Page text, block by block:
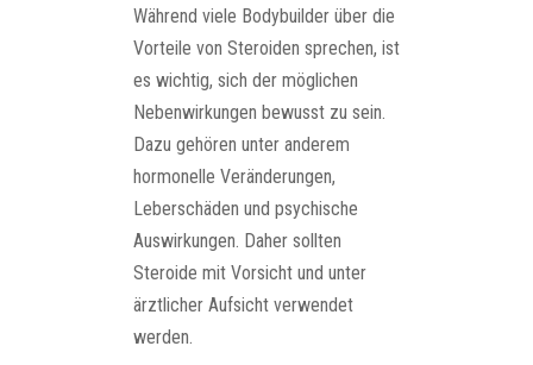
Während viele Bodybuilder über die
Vorteile von Steroiden sprechen, ist
es wichtig, sich der möglichen
Nebenwirkungen bewusst zu sein.
Dazu gehören unter anderem
hormonelle Veränderungen,
Leberschäden und psychische
Auswirkungen. Daher sollten
Steroide mit Vorsicht und unter
ärztlicher Aufsicht verwendet
werden.